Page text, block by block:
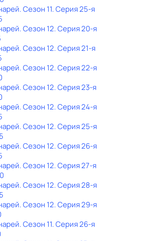
. Сезон 11. Серия 25-я
. Сезон 12. Серия 20-я
. Сезон 12. Серия 21-я
. Сезон 12. Серия 22-я
. Сезон 12. Серия 23-я
. Сезон 12. Серия 24-я
. Сезон 12. Серия 25-я
. Сезон 12. Серия 26-я
. Сезон 12. Серия 27-я
. Сезон 12. Серия 28-я
. Сезон 12. Серия 29-я
. Сезон 11. Серия 26-я